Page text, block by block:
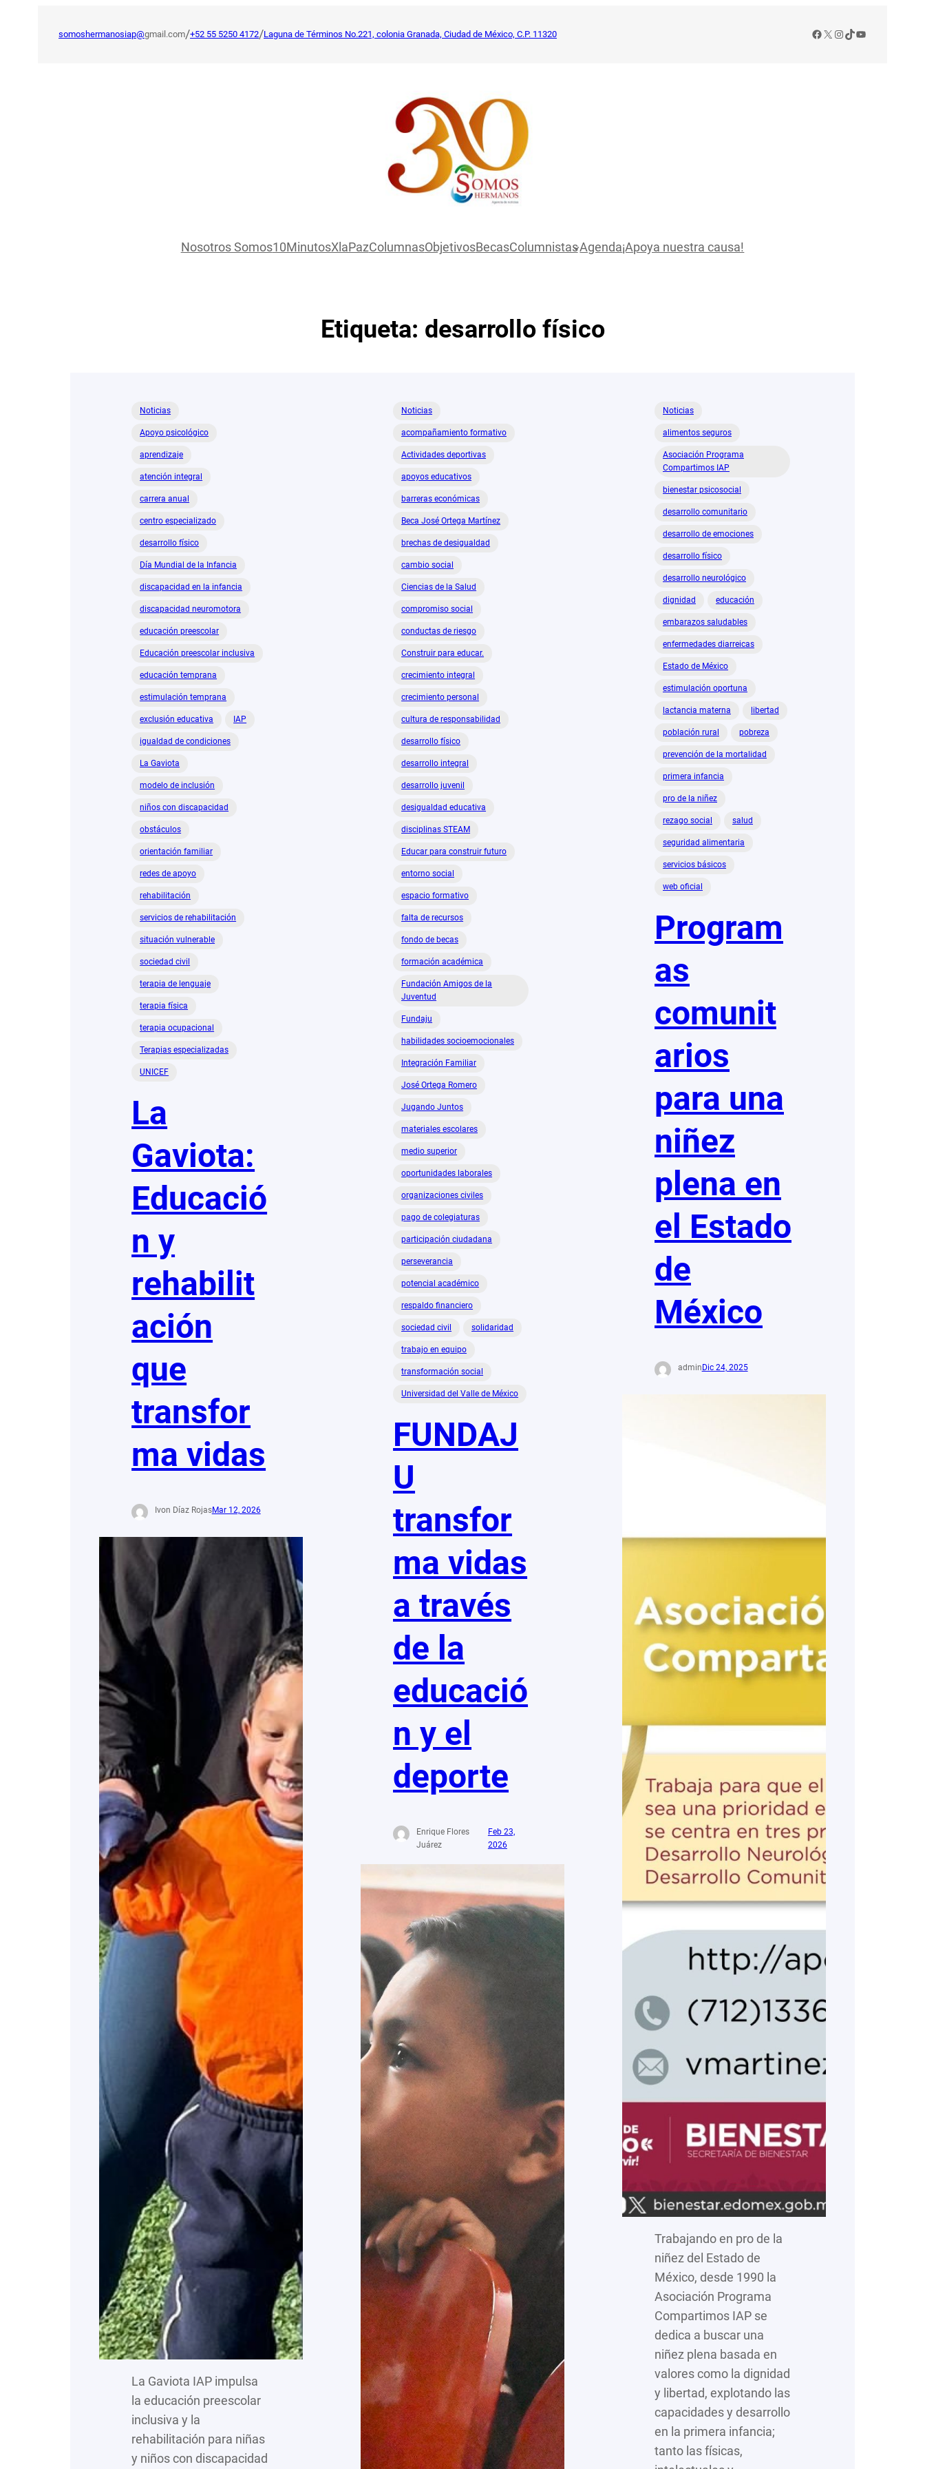
somoshermanosiap@gmail.com/+52 55 5250 4172/Laguna de Términos No.221, colonia Granada, Ciudad de México, C.P. 11320 Facebook
X Instagram
TikTok
YouTube
Nosotros Somos10MinutosXlaPazColumnasObjetivosBecasColumnistasAgenda¡Apoya nuestra causa!
Etiqueta: desarrollo físico
Noticias
Apoyo psicológico
aprendizaje
atención integral
carrera anual
centro especializado
desarrollo físico
Día Mundial de la Infancia
discapacidad en la infancia
discapacidad neuromotora
educación preescolar
Educación preescolar inclusiva
educación temprana
estimulación temprana
exclusión educativa IAP
igualdad de condiciones
La Gaviota
modelo de inclusión
niños con discapacidad
obstáculos
orientación familiar
redes de apoyo
rehabilitación
servicios de rehabilitación
situación vulnerable
sociedad civil
terapia de lenguaje
terapia física
terapia ocupacional
Terapias especializadas
UNICEF
La
Gaviota:
Educació
n y
rehabilit
ación
que
transfor
ma vidas
Ivon Díaz RojasMar 12, 2026
La Gaviota IAP impulsa
la educación preescolar
inclusiva y la
rehabilitación para niñas
y niños con discapacidad
Noticias
acompañamiento formativo
Actividades deportivas
apoyos educativos
barreras económicas
Beca José Ortega Martínez
brechas de desigualdad
cambio social
Ciencias de la Salud
compromiso social
conductas de riesgo
Construir para educar.
crecimiento integral
crecimiento personal
cultura de responsabilidad
desarrollo físico
desarrollo integral
desarrollo juvenil
desigualdad educativa
disciplinas STEAM
Educar para construir futuro
entorno social
espacio formativo
falta de recursos
fondo de becas
formación académica
Fundación Amigos de la
Juventud
Fundaju
habilidades socioemocionales
Integración Familiar
José Ortega Romero
Jugando Juntos
materiales escolares
medio superior
oportunidades laborales
organizaciones civiles
pago de colegiaturas
participación ciudadana
perseverancia
potencial académico
respaldo financiero
sociedad civil solidaridad
trabajo en equipo
transformación social
Universidad del Valle de México
FUNDAJ
U
transfor
ma vidas
a través
de la
educació
n y el
deporte
Enrique Flores
Juárez
Feb 23,
2026
Noticias
alimentos seguros
Asociación Programa
Compartimos IAP
bienestar psicosocial
desarrollo comunitario
desarrollo de emociones
desarrollo físico
desarrollo neurológico
dignidad educación
embarazos saludables
enfermedades diarreicas
Estado de México
estimulación oportuna
lactancia materna libertad
población rural pobreza
prevención de la mortalidad
primera infancia
pro de la niñez
rezago social salud
seguridad alimentaria
servicios básicos
web oficial
Program
as
comunit
arios
para una
niñez
plena en
el Estado
de
México
admin Dic 24, 2025
Trabajando en pro de la
niñez del Estado de
México, desde 1990 la
Asociación Programa
Compartimos IAP se
dedica a buscar una
niñez plena basada en
valores como la dignidad
y libertad, explotando las
capacidades y desarrollo
en la primera infancia;
tanto las físicas,